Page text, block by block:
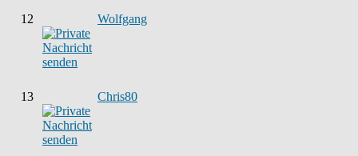
12 Wolfgang
13 Chris80